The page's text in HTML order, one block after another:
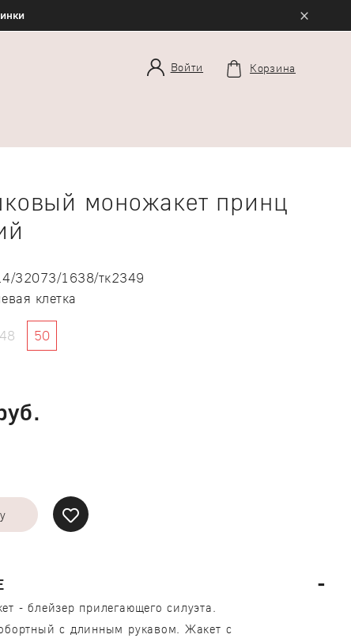
×
Войти Корзина
моножакет принц
32073/1638/тк2349
клетка
48 50
- блейзер прилегающего силуэта.
с длинным рукавом. Жакет с